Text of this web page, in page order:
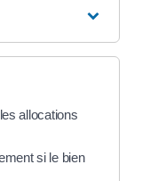
allocations
si le bien